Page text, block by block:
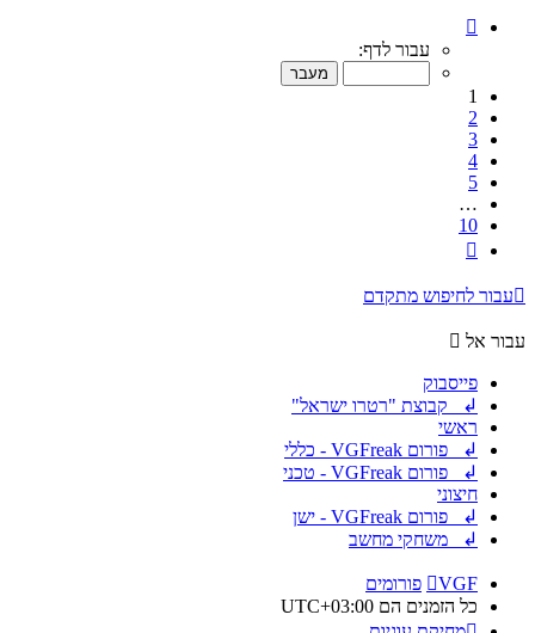
מתוך
עבור לדף:
1
2
3
4
5
…
10
עבור לחיפוש מתקדם
עבור אל
פייסבוק
↲ קבוצת "רטרו ישראל"
ראשי
↲ פורום VGFreak - כללי
↲ פורום VGFreak - טכני
חיצוני
↲ פורום VGFreak - ישן
↲ משחקי מחשב
VGF
פורומים
כל הזמנים הם UTC+03:00